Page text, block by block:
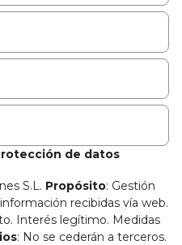
de datos
S.L. Propósito: Gestión
recibidas vía web.
Interés legítimo. Medidas
: No se cederán a terceros.